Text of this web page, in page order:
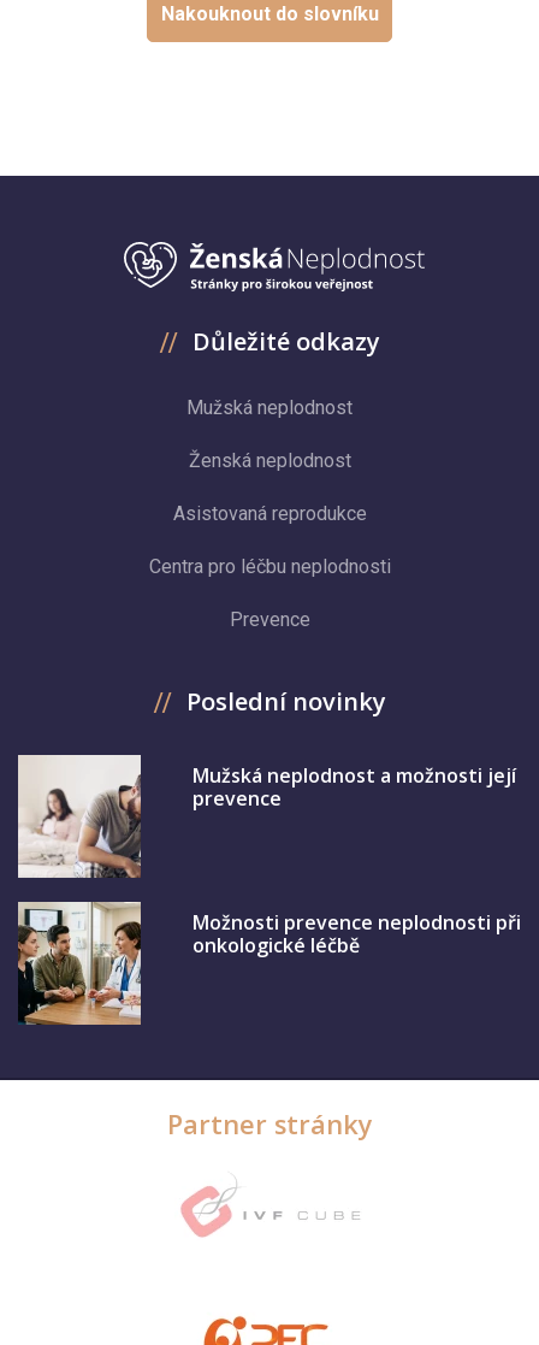
Nakouknout do slovníku
Důležité odkazy
Mužská neplodnost
Ženská neplodnost
Asistovaná reprodukce
Centra pro léčbu neplodnosti
Prevence
Poslední novinky
Mužská neplodnost a možnosti její
prevence
Možnosti prevence neplodnosti při
onkologické léčbě
Partner stránky